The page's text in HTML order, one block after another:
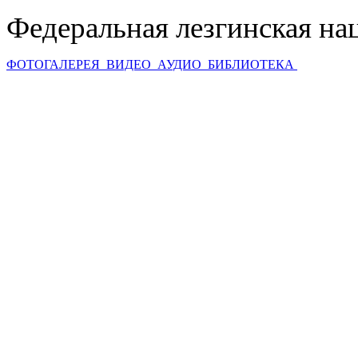
Федеральная лезгинская
ФОТОГАЛЕРЕЯ ВИДЕО АУДИО БИБЛИОТЕКА